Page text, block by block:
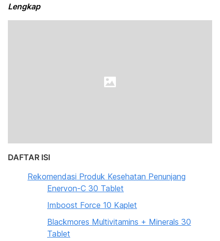
Lengkap
DAFTAR ISI
Rekomendasi Produk Kesehatan Penunjang
Enervon-C 30 Tablet
Imboost Force 10 Kaplet
Blackmores Multivitamins + Minerals 30
Tablet